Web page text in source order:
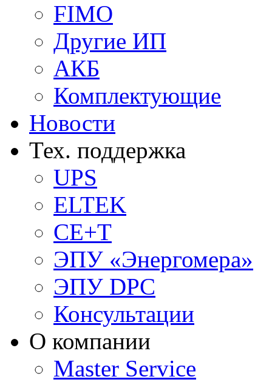
FIMO
Другие ИП
АКБ
Комплектующие
Новости
Тех. поддержка
UPS
ELTEK
CE+T
ЭПУ «Энергомера»
ЭПУ DPC
Консультации
О компании
Master Service